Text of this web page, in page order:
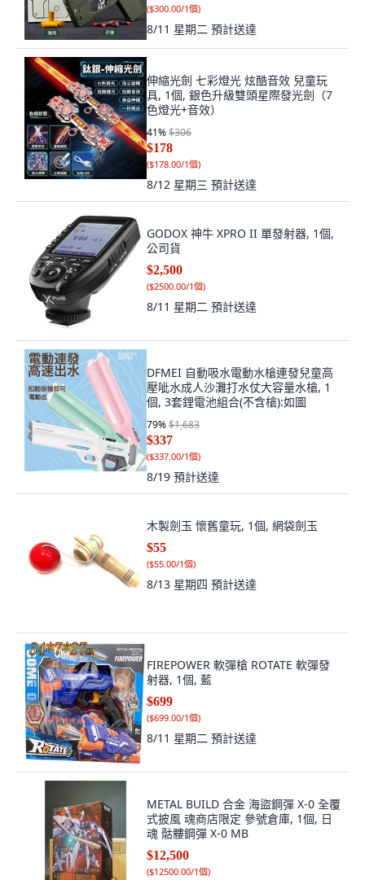
($300.00/1個)
8/11 星期二 預計送達
伸縮光劍 七彩燈光 炫酷音效 兒童玩
具, 1個, 銀色升級雙頭星際發光劍（7
色燈光+音效）
41%$306
$178
($178.00/1個)
8/12 星期三 預計送達
GODOX 神牛 XPRO II 單發射器, 1個,
公司貨
$2,500
($2500.00/1個)
8/11 星期二 預計送達
DFMEI 自動吸水電動水槍連發兒童高
壓呲水成人沙灘打水仗大容量水槍, 1
個, 3套鋰電池組合(不含槍):如圖
79%$1,683
$337
($337.00/1個)
8/19 預計送達
木製劍玉 懷舊童玩, 1個, 網袋劍玉
$55
($55.00/1個)
8/13 星期四 預計送達
FIREPOWER 軟彈槍 ROTATE 軟彈發
射器, 1個, 藍
$699
($699.00/1個)
8/11 星期二 預計送達
METAL BUILD 合金 海盜鋼彈 X-0 全覆
式披風 魂商店限定 參號倉庫, 1個, 日
魂 骷髏鋼彈 X-0 MB
$12,500
($12500.00/1個)